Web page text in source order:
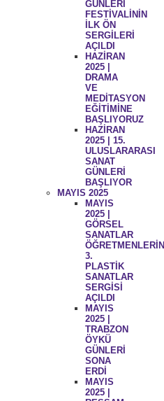
GÜNLERİ
FESTİVALİNİN
İLK ÖN
SERGİLERİ
AÇILDI
HAZİRAN
2025 |
DRAMA
VE
MEDİTASYON
EĞİTİMİNE
BAŞLIYORUZ
HAZİRAN
2025 | 15.
ULUSLARARASI
SANAT
GÜNLERİ
BAŞLIYOR
MAYIS 2025
MAYIS
2025 |
GÖRSEL
SANATLAR
3.
PLASTİK
SANATLAR
SERGİSİ
AÇILDI
MAYIS
2025 |
TRABZON
ÖYKÜ
GÜNLERİ
SONA
ERDİ
MAYIS
2025 |